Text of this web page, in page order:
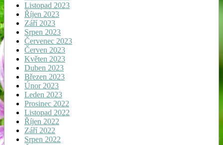
Listopad 2023
Říjen 2023
Září 2023
Srpen 2023
Červenec 2023
Červen 2023
Květen 2023
Duben 2023
Březen 2023
Únor 2023
Leden 2023
Prosinec 2022
Listopad 2022
Říjen 2022
Září 2022
Srpen 2022